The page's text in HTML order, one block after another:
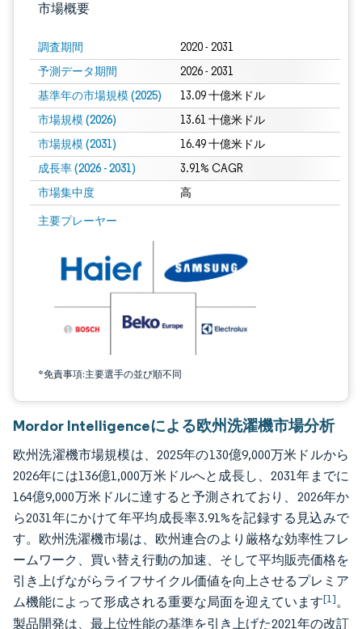
市場概要
調査期間 2020 - 2031
予測データ期間 2026 - 2031
基準年の市場規模 (2025) 13.09 十億米ドル
市場規模 (2026) 13.61 十億米ドル
市場規模 (2031) 16.49 十億米ドル
成長率 (2026 - 2031) 3.91% CAGR
市場集中度 高
主要プレーヤー
*免責事項:主要選手の並び順不同
画像 © Mordor Intelligence。再利用にはCC BY 4.0の表示が必要です。
Mordor Intelligenceによる欧州洗濯機市場分析
欧州洗濯機市場規模は、2025年の130億9,000万米ドルから
2026年には136億1,000万米ドルへと成長し、2031年までに
164億9,000万米ドルに達すると予測されており、2026年か
ら2031年にかけて年平均成長率3.91%を記録する見込みで
す。欧州洗濯機市場は、欧州連合のより厳格な効率性フレ
ームワーク、買い替え行動の加速、そして平均販売価格を
引き上げながらライフサイクル価値を向上させるプレミア
ム機能によって形成される重要な局面を迎えています[1]。
製品開発は、最上位性能の基準を引き上げた2021年の改訂